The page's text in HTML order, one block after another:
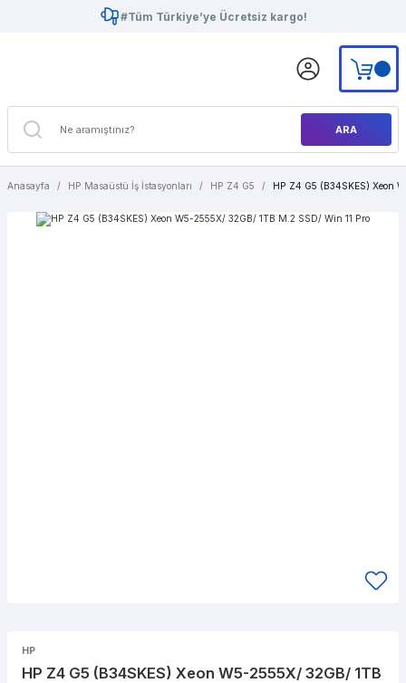
#Tüm Türkiye’ye Ücretsiz kargo!
ARA
Anasayfa HP Masaüstü İş İstasyonları HP Z4 G5 HP Z4 G5 (B34SKES) Xeon
HP
HP Z4 G5 (B34SKES) Xeon W5-2555X/ 32GB/ 1TB